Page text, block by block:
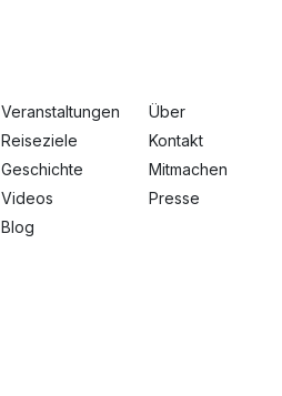
Veranstaltungen
Reiseziele
Geschichte
Videos
Blog
Über
Kontakt
Mitmachen
Presse